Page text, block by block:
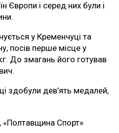
Європи і серед них були і
у Кременчуці та
посів перше місце у
До змагань його готував
здобули дев’ять медалей,
, «Полтавщина Спорт»